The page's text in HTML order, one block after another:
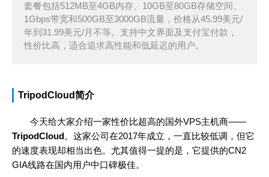
套餐包括512MB至4GB内存、10GB至80GB存储空间、
1Gbps带宽和500GB至3000GB流量，价格从45.99美元/
年到31.99美元/月不等。支持中文界面及支付宝付款，
性价比高，适合追求高性能和低延迟的用户。
TripodCloud简介
今天给大家介绍一家性价比超高的国外VPS主机商——
TripodCloud。这家公司在2017年成立，一直比较低调，但它
的速度表现却相当出色。尤其值得一提的是，它提供的CN2
GIA线路在国内用户中口碑极佳。